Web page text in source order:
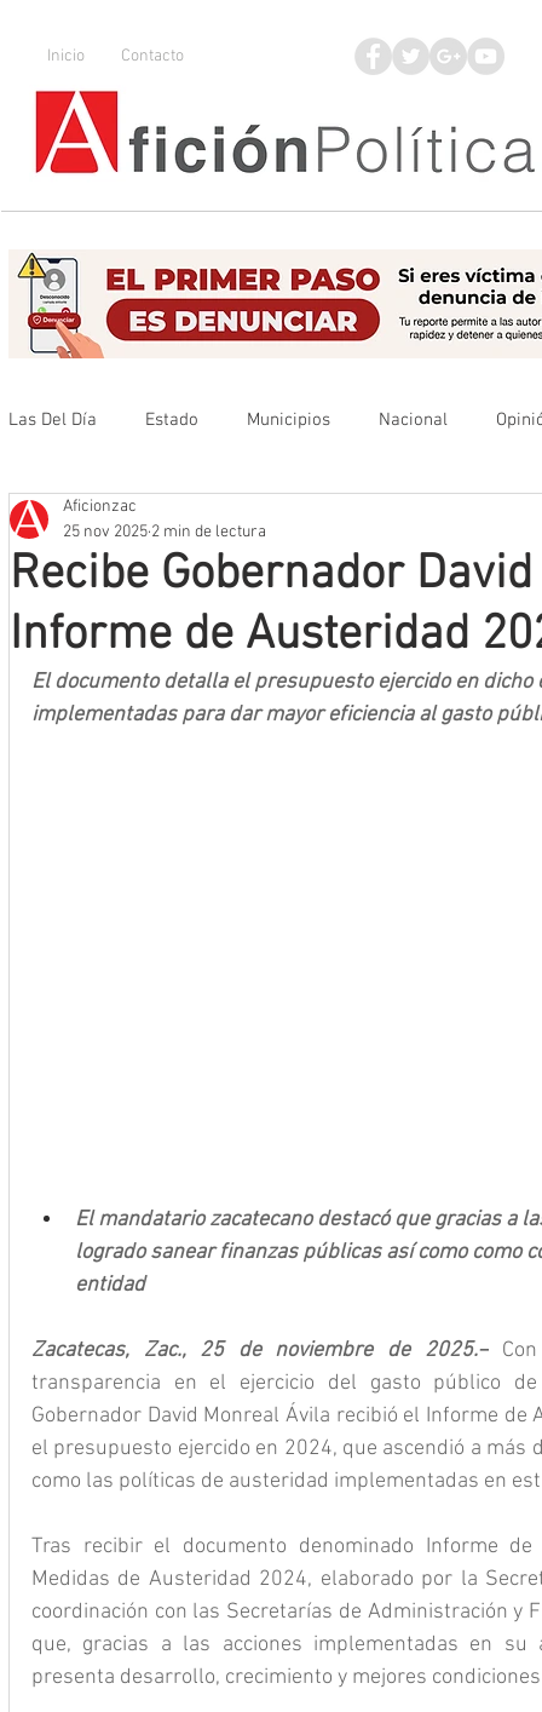
Inicio Contacto
Las Del Día Estado Municipios Nacional
Que no se olvide
Mineros LNBP
Recibe Gobernador
Informe de Austeridad
Aficionzac
25 nov 2025 2 min de lectura
El documento detalla el presupuesto ejercido en
implementadas para dar mayor eficiencia al gasto
El mandatario zacatecano destacó que gracias a
logrado sanear finanzas públicas así como como
entidad
Zacatecas, Zac., 25 de noviembre de 2025.– Con
transparencia en el ejercicio del gasto público
Gobernador David Monreal Ávila recibió el Informe de
el presupuesto ejercido en 2024, que ascendió a más
como las políticas de austeridad implementadas en
Tras recibir el documento denominado Informe
Medidas de Austeridad 2024, elaborado por la
coordinación con las Secretarías de Administración y
que, gracias a las acciones implementadas en su
presenta desarrollo, crecimiento y mejores